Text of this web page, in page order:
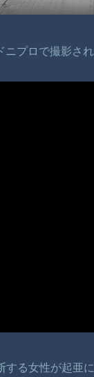
ニプロで撮影さ
る女性が起亜